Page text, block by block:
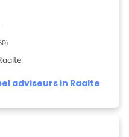
adviseurs in Raalte